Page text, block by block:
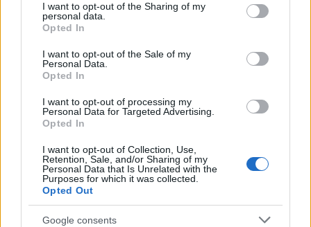
not limited to your visit or usage behaviour. You may click to
grant or deny consent to Google and its third-party tags to
use your data for below specified purposes in below Google
consent section.
I want to opt-out of the Sharing of my
personal data.
Opted In
I want to opt-out of the Sale of my
Personal Data.
Opted In
I want to opt-out of processing my
Personal Data for Targeted Advertising.
Opted In
I want to opt-out of Collection, Use,
Retention, Sale, and/or Sharing of my
Personal Data that Is Unrelated with the
Purposes for which it was collected.
Opted Out
Google consents
i tuoi video e le tue foto
Su WhatsApp al numero +39
Ricevi le nostre ultime news
daGoogle News